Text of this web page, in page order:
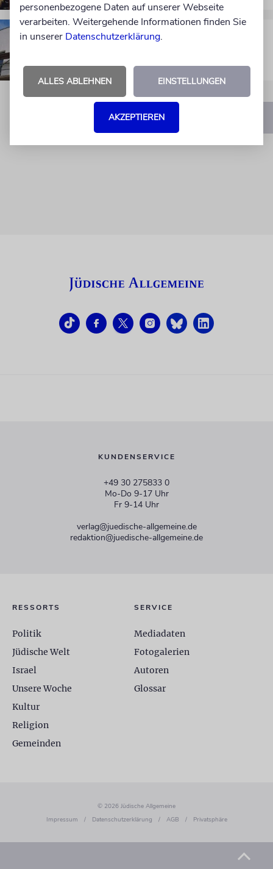
SPEYER
2 3 4
KUNDENSERVICE
+49 30 275833 0
Mo-Do 9-17 Uhr
Fr 9-14 Uhr
verlag@juedische-allgemeine.de
redaktion@juedische-allgemeine.de
RESSORTS
Politik
Jüdische Welt
Israel
Unsere Woche
Kultur
Religion
Gemeinden
SERVICE
Mediadaten
Fotogalerien
Autoren
Glossar
© 2026 Jüdische Allgemeine
Impressum
/ Datenschutzerklärung / AGB / Privatsphäre
personenbezogene Daten auf unserer Webseite
verarbeiten. Weitergehende Informationen finden Sie
in unserer Datenschutzerklärung.
ALLES ABLEHNEN EINSTELLUNGEN
AKZEPTIEREN